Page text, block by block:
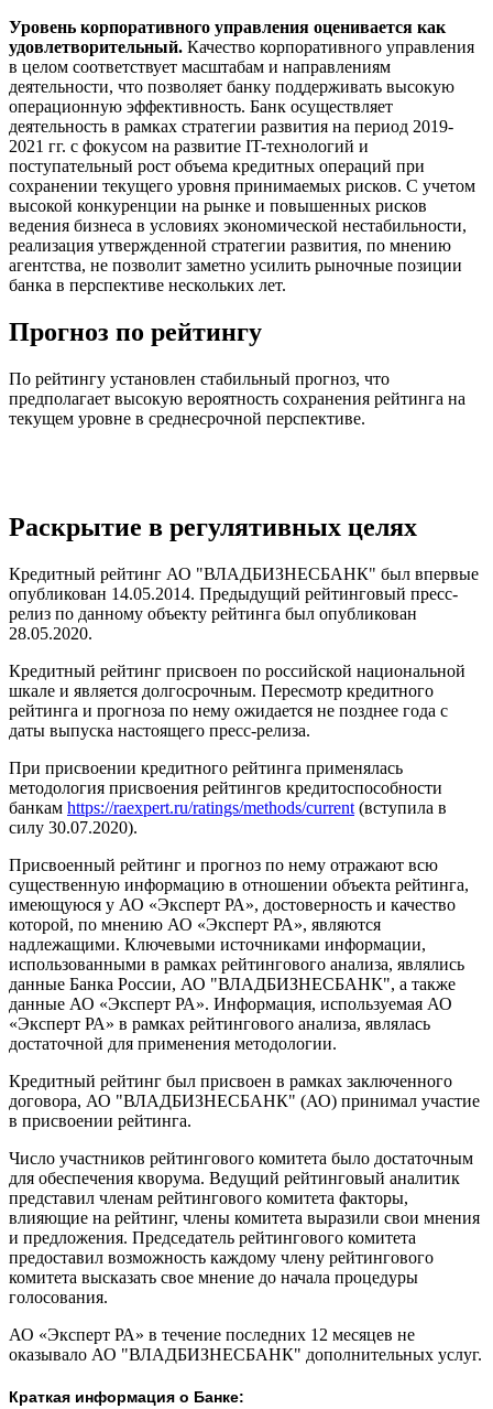
Краткая информация о Банке:
Уровень корпоративного управления оценивается как
удовлетворительный. Качество корпоративного управления
в целом соответствует масштабам и направлениям
деятельности, что позволяет банку поддерживать высокую
операционную эффективность. Банк осуществляет
деятельность в рамках стратегии развития на период 2019-
2021 гг. с фокусом на развитие IT-технологий и
поступательный рост объема кредитных операций при
сохранении текущего уровня принимаемых рисков. С учетом
высокой конкуренции на рынке и повышенных рисков
ведения бизнеса в условиях экономической нестабильности,
реализация утвержденной стратегии развития, по мнению
агентства, не позволит заметно усилить рыночные позиции
банка в перспективе нескольких лет.
Прогноз по рейтингу
По рейтингу установлен стабильный прогноз, что
предполагает высокую вероятность сохранения рейтинга на
текущем уровне в среднесрочной перспективе.
Раскрытие в регулятивных целях
Кредитный рейтинг АО "ВЛАДБИЗНЕСБАНК" был впервые
опубликован 14.05.2014. Предыдущий рейтинговый пресс-
релиз по данному объекту рейтинга был опубликован
28.05.2020.
Кредитный рейтинг присвоен по российской национальной
шкале и является долгосрочным. Пересмотр кредитного
рейтинга и прогноза по нему ожидается не позднее года с
даты выпуска настоящего пресс-релиза.
При присвоении кредитного рейтинга применялась
методология присвоения рейтингов кредитоспособности
банкам https://raexpert.ru/ratings/methods/current (вступила в
силу 30.07.2020).
Присвоенный рейтинг и прогноз по нему отражают всю
существенную информацию в отношении объекта рейтинга,
имеющуюся у АО «Эксперт РА», достоверность и качество
которой, по мнению АО «Эксперт РА», являются
надлежащими. Ключевыми источниками информации,
использованными в рамках рейтингового анализа, являлись
данные Банка России, АО "ВЛАДБИЗНЕСБАНК", а также
данные АО «Эксперт РА». Информация, используемая АО
«Эксперт РА» в рамках рейтингового анализа, являлась
достаточной для применения методологии.
Кредитный рейтинг был присвоен в рамках заключенного
договора, АО "ВЛАДБИЗНЕСБАНК" (АО) принимал участие
в присвоении рейтинга.
Число участников рейтингового комитета было достаточным
для обеспечения кворума. Ведущий рейтинговый аналитик
представил членам рейтингового комитета факторы,
влияющие на рейтинг, члены комитета выразили свои мнения
и предложения. Председатель рейтингового комитета
предоставил возможность каждому члену рейтингового
комитета высказать свое мнение до начала процедуры
голосования.
АО «Эксперт РА» в течение последних 12 месяцев не
оказывало АО "ВЛАДБИЗНЕСБАНК" дополнительных услуг.